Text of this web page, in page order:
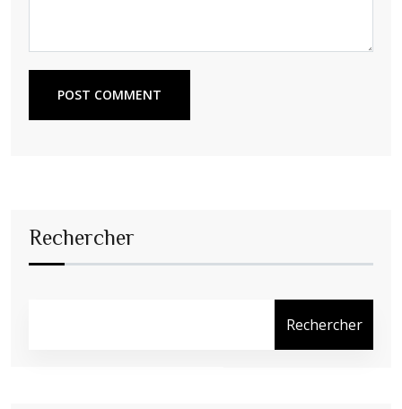
POST COMMENT
Rechercher
Rechercher